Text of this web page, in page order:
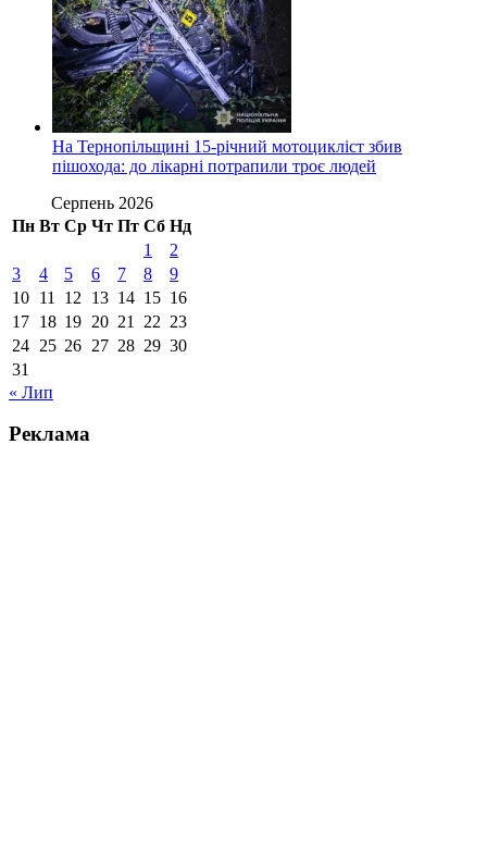
На Тернопільщині 15-річний мотоцикліст збив
пішохода: до лікарні потрапили троє людей
Серпень 2026
Пн Вт Ср Чт Пт Сб Нд
1
2
3
4 5 6 7 8
9
10 11 12 13 14 15 16
17 18 19 20 21 22 23
24 25 26 27 28 29 30
31
« Лип
Реклама